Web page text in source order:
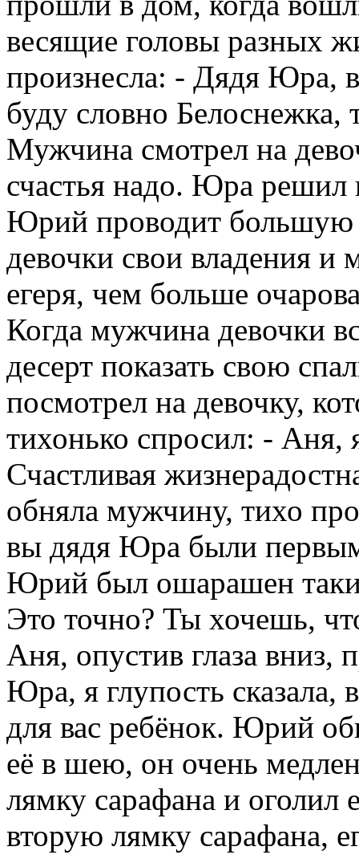
весящие головы разных
произнесла: - Дядя Юра,
буду словно Белоснежка,
Мужчина смотрел на
счастья надо. Юра решил
Юрий проводит большую
девочки свои владения и
егеря, чем больше
Когда мужчина девочки
десерт показать свою
посмотрел на девочку,
тихонько спросил: - Аня,
Счастливая
обняла мужчину, тихо
вы дядя Юра были
Юрий был ошарашен
Это точно? Ты хочешь,
Аня, опустив глаза вниз,
Юра, я глупость
для вас ребёнок. Юрий
её в шею, он очень
лямку сарафана и
вторую лямку сарафана,